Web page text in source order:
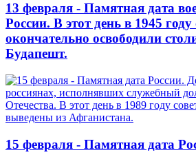
13 февраля - Памятная дата
России. В этот день в 1945 году
окончательно освободили
Будапешт.
15 февраля - Памятная дата